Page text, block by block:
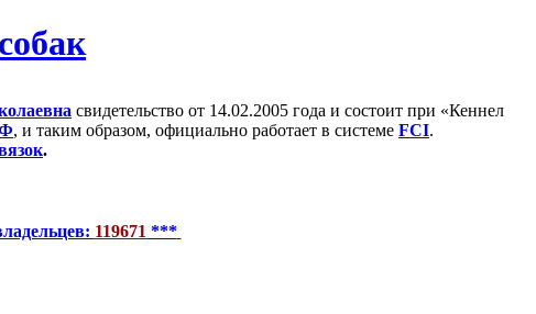
свидетельство от 14.02.2005 года и состоит при «Кеннел
, и таким образом, официально работает в системе FCI.
.
119671 ***